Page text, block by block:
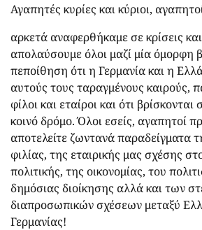
Αγαπητές κυρίες και κύριοι,
αρκετά αναφερθήκαμε σε κρίσεις
απολαύσουμε όλοι μαζί μία όμορφη
πεποίθηση ότι η Γερμανία και η
αυτούς τους ταραγμένους καιρούς,
φίλοι και εταίροι και ότι
κοινό δρόμο. Όλοι εσείς, αγαπητοί
αποτελείτε ζωντανά παραδείγματα
φιλίας, της εταιρικής μας σχέσης
πολιτικής, της οικονομίας, του
δημόσιας διοίκησης αλλά και των
διαπροσωπικών σχέσεων μεταξύ
Γερμανίας!